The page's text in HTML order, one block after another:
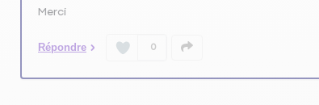
Merci
Répondre 0